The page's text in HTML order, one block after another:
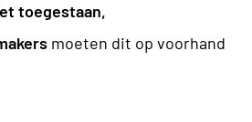
toegestaan,
moeten dit op voorhand